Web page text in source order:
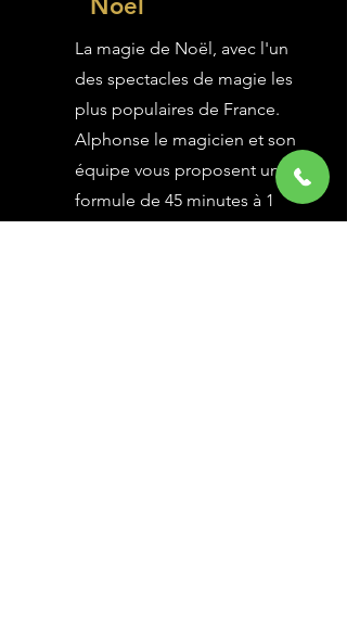
Noël
La magie de Noël, avec l'un
des spectacles de magie les
plus populaires de France.
Alphonse le magicien et son
équipe vous proposent une
formule de 45 minutes à 1